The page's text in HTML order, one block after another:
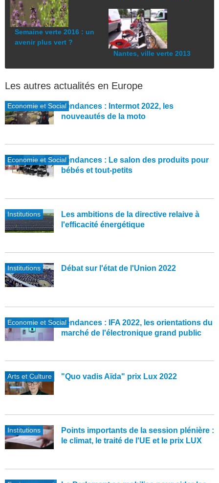
Semaine verte 2016 : un
avenir plus vert ?
Nantes, ville verte 2013
Les autres actualités en Europe
Economie et SocialTendances : Intermot 2022, les
nouveautés de la moto
Economie et SocialTendances : Le salon des produits pour
bébés et tout-petits
Institutions
Les ambitions de la directive relaive à
l'efficacité énergétique
Institutions Débat sur l'état de l'Union 2022
Economie et SocialTendances : IFA 2022, les orientations du
marché de l'électronique grand public
Arts et Culture "Quo vadis Aïda" prix Lux 2022
Institutions
Points importants de la session plénière :
le climat, le traité de l'UE et le prix LUX